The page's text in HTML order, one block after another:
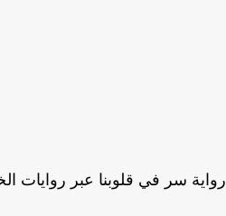
رواية سر في قلوبنا عبر روايات